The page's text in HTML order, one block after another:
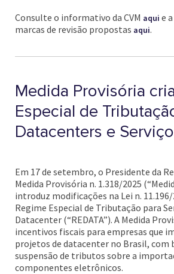
Consulte o informativo da CVM aqui e
marcas de revisão propostas aqui.
Medida Provisória
Especial de
Datacenters e
Em 17 de setembro, o Presidente da
Medida Provisória n. 1.318/2025
introduz modificações na Lei n.
Regime Especial de Tributação para
Datacenter (“REDATA”). A Medida
incentivos fiscais para empresas que
projetos de datacenter no Brasil, com
suspensão de tributos sobre a
componentes eletrônicos.